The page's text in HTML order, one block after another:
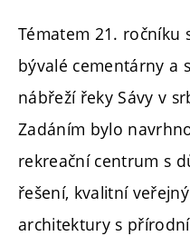
Tématem 21. ročníku
bývalé cementárny a
nábřeží řeky Sávy v
Zadáním bylo
rekreační centrum s
řešení, kvalitní
architektury s